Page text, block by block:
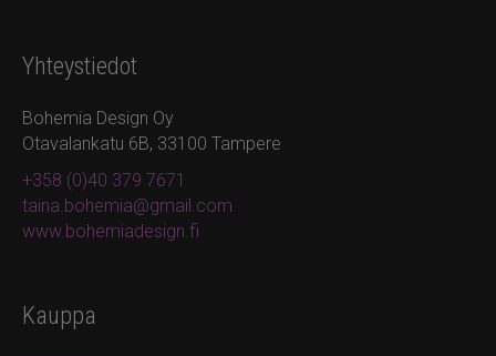
Yhteystiedot
Bohemia Design Oy
Otavalankatu 6B, 33100 Tampere
+358 (0)40 379 7671
taina.bohemia@gmail.com
www.bohemiadesign.fi
Kauppa